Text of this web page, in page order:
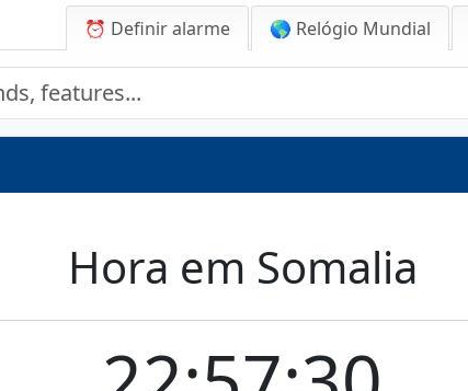
⏰ Definir alarme 🌎 Relógio Mundial
Hora em Somalia